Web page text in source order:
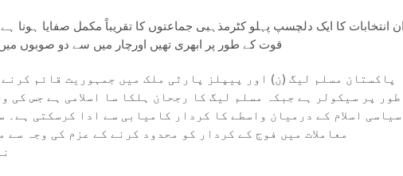
قوت کے طور پر ابھری تھیں اورچار میں سے دو صوبوں
پاکستان مسلم لیگ (ن) اور پیپلز پارٹی ملک میں جمہوریت قائم
طور پر سیکولر ہے جبکہ مسلم لیگ کا رجحان ہلکا سا اسلامی ہے جس کی
سیاسی اسلام کے درمیان واسطے کا کردار کامیابی سے ادا کرسکتی
معاملات میں فوج کے کردار کو محدود کرنے کے عزم کی وجہ